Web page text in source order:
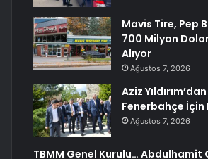
Mavis Tire, Pep
700 Milyon
Alıyor
Ağustos 7, 2026
Aziz Yıldırım’dan
Fenerbahçe İçin
Ağustos 7, 2026
TBMM Genel Kurulu… Abdulhamit